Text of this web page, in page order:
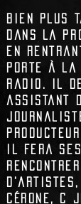
Bien plus
dans la
en
porte à la
radio. Il
assistant
il fera
d'artistes,
Cérone
C